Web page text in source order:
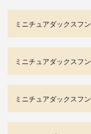
ミニチュアダックスフ
ミニチュアダックスフ
ミニチュアダックスフ